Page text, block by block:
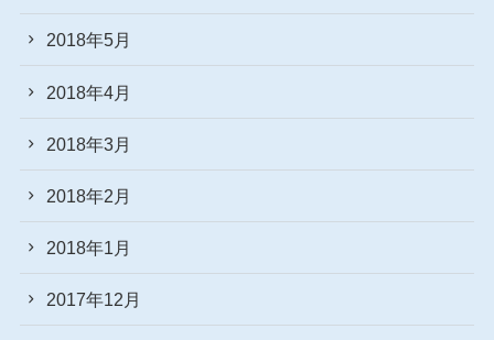
2018年5月
2018年4月
2018年3月
2018年2月
2018年1月
2017年12月